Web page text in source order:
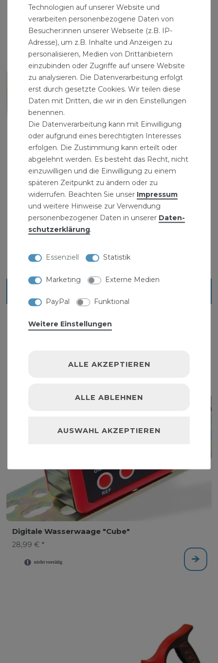
Schnittschutzhandschuhe Größe 10
22,99 € *
Paar | 22,99 € / Paar
Digitale Wasserwaage "Cube"
28,99 € *
Technologien auf unserer Website und
verarbeiten personenbezogene Daten von
Besucher:innen unserer Webseite (z.B. IP-
Adresse), um z.B. Inhalte und Anzeigen zu
personalisieren, Medien von Drittanbietern
einzubinden oder Zugriffe auf unsere Website
zu analysieren. Die Datenverarbeitung erfolgt
erst durch gesetzte Cookies. Wir teilen diese
Daten mit Dritten, die wir in den Einstellungen
benennen.
Die Datenverarbeitung kann mit Einwilligung
oder aufgrund eines berechtigten Interesses
erfolgen. Die Zustimmung kann erteilt oder
abgelehnt werden. Es besteht das Recht, nicht
einzuwilligen und die Einwilligung zu einem
späteren Zeitpunkt zu ändern oder zu
widerrufen. Beachten Sie unser Impressum
und weitere Hinweise zur Verwendung
personenbezogener Daten in unserer Daten­
schutz­erklärung.
Essenziell Statistik
Marketing Externe Medien
PayPal Funktional
Weitere Einstellungen
ALLE AKZEPTIEREN
ALLE ABLEHNEN
AUSWAHL AKZEPTIEREN